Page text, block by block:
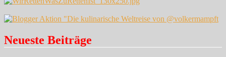
Neueste Beiträge